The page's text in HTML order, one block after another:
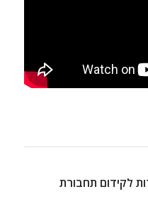
לקידום תחבורת